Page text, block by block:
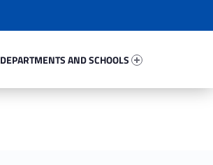
DEPARTMENTS AND SCHOOLS